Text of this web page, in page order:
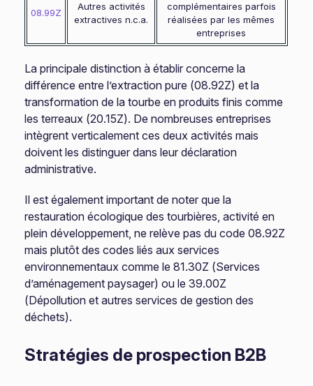
08.99Z
Autres activités
extractives n.c.a.
complémentaires parfois
réalisées par les mêmes
entreprises
La principale distinction à établir concerne la
différence entre l’extraction pure (08.92Z) et la
transformation de la tourbe en produits finis comme
les terreaux (20.15Z). De nombreuses entreprises
intègrent verticalement ces deux activités mais
doivent les distinguer dans leur déclaration
administrative.
Il est également important de noter que la
restauration écologique des tourbières, activité en
plein développement, ne relève pas du code 08.92Z
mais plutôt des codes liés aux services
environnementaux comme le 81.30Z (Services
d’aménagement paysager) ou le 39.00Z
(Dépollution et autres services de gestion des
déchets).
Stratégies de prospection B2B